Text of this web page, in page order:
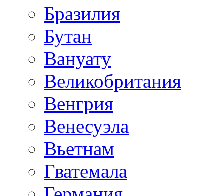
Бразилия
Бутан
Вануату
Великобритания
Венгрия
Венесуэла
Вьетнам
Гватемала